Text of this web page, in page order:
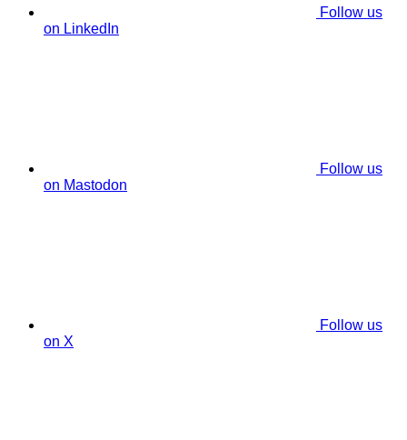
Follow us
on LinkedIn
Follow us
on Mastodon
Follow us
on X